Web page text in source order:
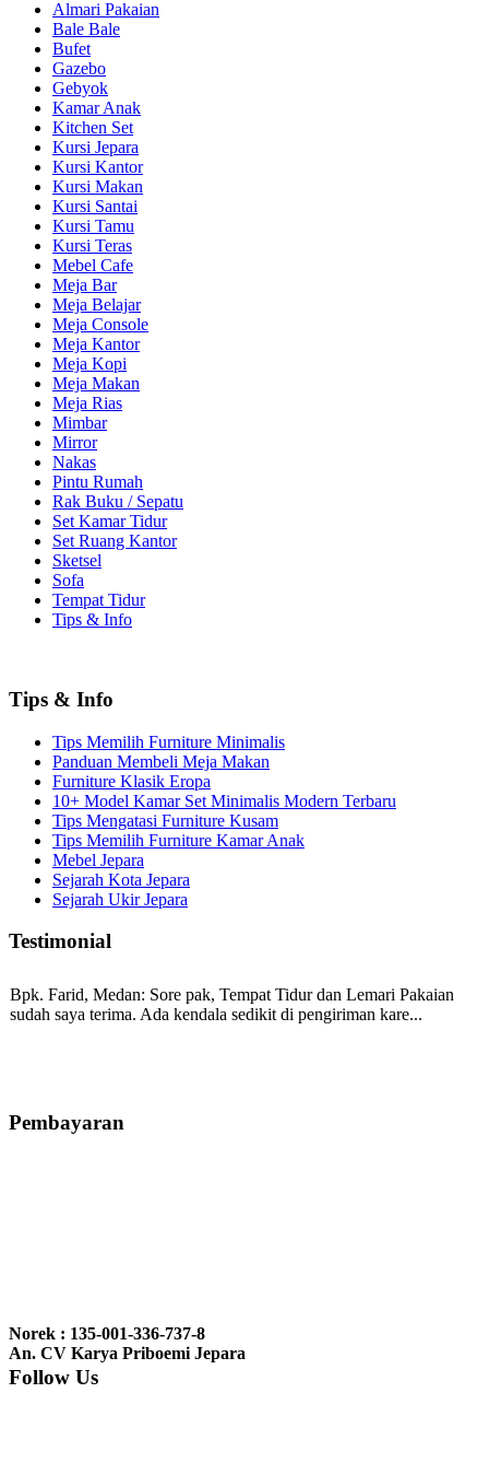
Almari Pakaian
Bale Bale
Bufet
Gazebo
Gebyok
Kamar Anak
Kitchen Set
Kursi Jepara
Kursi Kantor
Kursi Makan
Kursi Santai
Kursi Tamu
Kursi Teras
Mebel Cafe
Meja Bar
Meja Belajar
Meja Console
Meja Kantor
Meja Kopi
Meja Makan
Meja Rias
Mimbar
Mirror
Nakas
Pintu Rumah
Rak Buku / Sepatu
Set Kamar Tidur
Set Ruang Kantor
Sketsel
Sofa
Tempat Tidur
Tips & Info
Tips & Info
Tips Memilih Furniture Minimalis
Panduan Membeli Meja Makan
Furniture Klasik Eropa
10+ Model Kamar Set Minimalis Modern Terbaru
Tips Mengatasi Furniture Kusam
Tips Memilih Furniture Kamar Anak
Mebel Jepara
Sejarah Kota Jepara
Sejarah Ukir Jepara
Testimonial
Bpk. Farid, Medan: Sore pak, Tempat Tidur dan Lemari Pakaian
sudah saya terima. Ada kendala sedikit di pengiriman kare...
bale2 dan kursi teras saya sudah saya terima dan p...
nyesel deh beli geby...
Pembayaran
Norek : 135-001-336-737-8
An. CV Karya Priboemi Jepara
Follow Us